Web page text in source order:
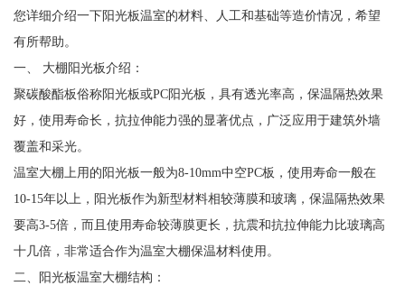
您详细介绍一下阳光板温室的材料、人工和基础等造价情况，希望
有所帮助。
一、 大棚阳光板介绍：
聚碳酸酯板俗称阳光板或PC阳光板，具有透光率高，保温隔热效果
好，使用寿命长，抗拉伸能力强的显著优点，广泛应用于建筑外墙
覆盖和采光。
温室大棚上用的阳光板一般为8-10mm中空PC板，使用寿命一般在
10-15年以上，阳光板作为新型材料相较薄膜和玻璃，保温隔热效果
要高3-5倍，而且使用寿命较薄膜更长，抗震和抗拉伸能力比玻璃高
十几倍，非常适合作为温室大棚保温材料使用。
二、阳光板温室大棚结构：